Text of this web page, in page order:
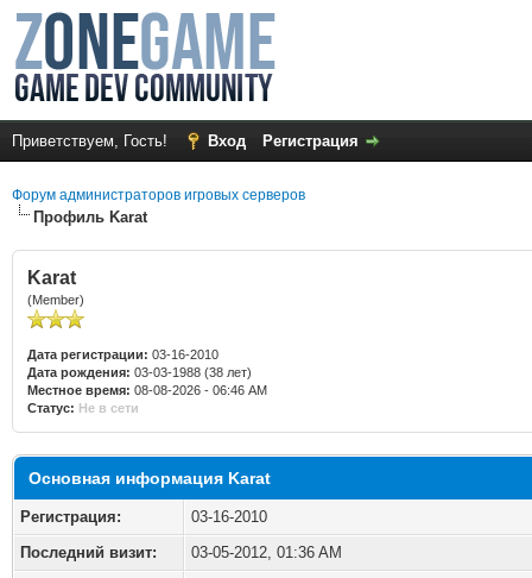
Приветствуем, Гость! Вход Регистрация
Форум администраторов игровых серверов
Профиль Karat
Karat
(Member)
Дата регистрации: 03-16-2010
Дата рождения: 03-03-1988 (38 лет)
Местное время: 08-08-2026 - 06:46 AM
Статус: Не в сети
Основная информация Karat
Регистрация:
03-16-2010
Последний визит:
03-05-2012, 01:36 AM